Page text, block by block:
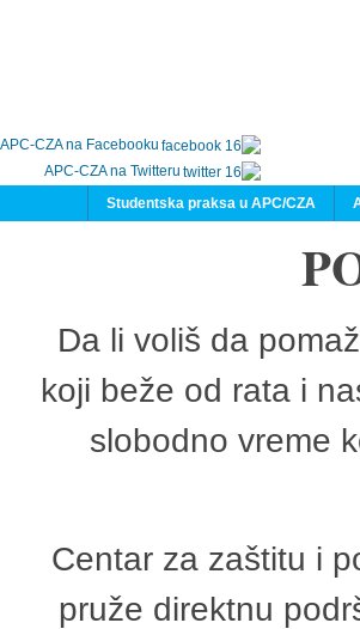
APC-CZA na Facebooku
APC-CZA na Twitteru
Studentska praksa u APC/CZA
Da li voliš da
koji beže od rata i
slobodno vreme
Centar za zaštitu i
pruže direktnu